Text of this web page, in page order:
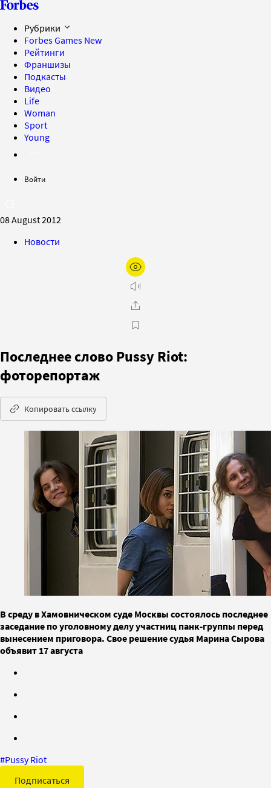
Рубрики
Forbes Games New
Рейтинги
Франшизы
Подкасты
Видео
Life
Woman
Sport
Young
Войти
08 August 2012
Новости
Последнее слово Pussy Riot:
фоторепортаж
Копировать ссылку
В среду в Хамовническом суде Москвы состоялось последнее
заседание по уголовному делу участниц панк-группы перед
вынесением приговора. Свое решение судья Марина Сырова
объявит 17 августа
#Pussy Riot
Подписаться